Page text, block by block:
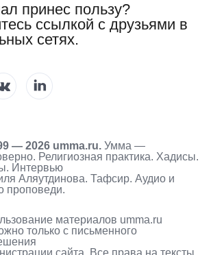
принес пользу?
ссылкой с друзьями в
сетях.
— 2026 umma.ru. Умма —
Религиозная практика. Хадисы.
Интервью
Аляутдинова. Тафсир. Аудио и
проповеди.
материалов umma.ru
только с письменного